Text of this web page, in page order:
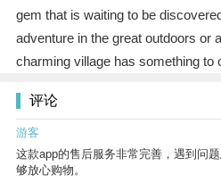
gem that is waiting to be
adventure in the great outdoors or
charming village has something to
评论
游客
这款app的售后服务非常完善，遇到问
够放心购物。